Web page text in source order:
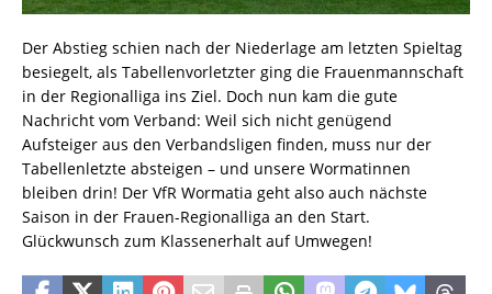
Der Abstieg schien nach der Niederlage am letzten Spieltag
besiegelt, als Tabellenvorletzter ging die Frauenmannschaft
in der Regionalliga ins Ziel. Doch nun kam die gute
Nachricht vom Verband: Weil sich nicht genügend
Aufsteiger aus den Verbandsligen finden, muss nur der
Tabellenletzte absteigen – und unsere Wormatinnen
bleiben drin! Der VfR Wormatia geht also auch nächste
Saison in der Frauen-Regionalliga an den Start.
Glückwunsch zum Klassenerhalt auf Umwegen!